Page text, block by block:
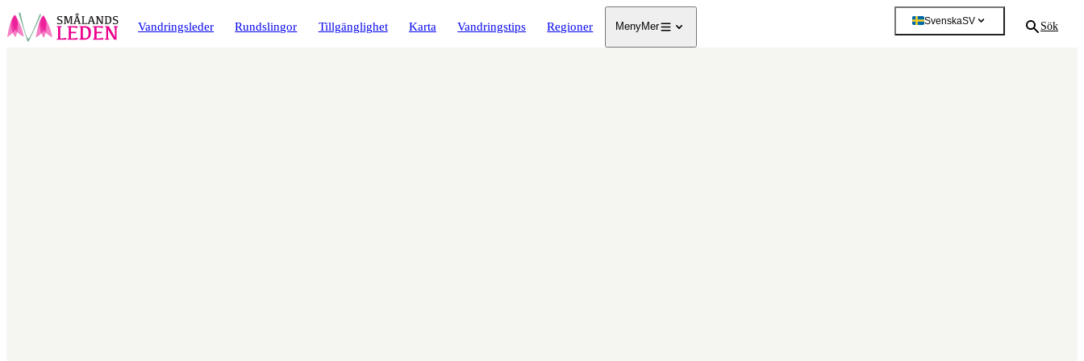
Vandringsleder Rundslingor Tillgänglighet Karta Vandringstips Regioner MenyMer
SvenskaSV Sök